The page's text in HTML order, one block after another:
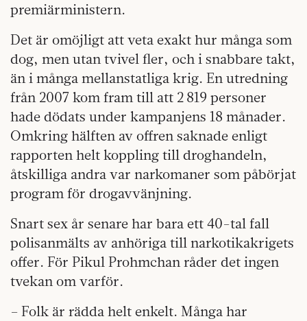
premiärministern.
Det är omöjligt att veta exakt hur många som
dog, men utan tvivel fler, och i snabbare takt,
än i många mellanstatliga krig. En utredning
från 2007 kom fram till att 2 819 personer
hade dödats under kampanjens 18 månader.
Omkring hälften av offren saknade enligt
rapporten helt koppling till droghandeln,
åtskilliga andra var narkomaner som påbörjat
program för drogavvänjning.
Snart sex år senare har bara ett 40-tal fall
polisanmälts av anhöriga till narkotikakrigets
offer. För Pikul Prohmchan råder det ingen
tvekan om varför.
– Folk är rädda helt enkelt. Många har